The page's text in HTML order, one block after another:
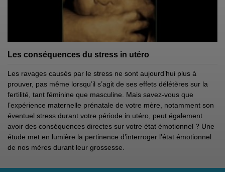
Les conséquences du stress in utéro
Les ravages causés par le stress ne sont aujourd’hui plus à
prouver, pas même lorsqu’il s’agit de ses effets délétères sur la
fertilité, tant féminine que masculine. Mais savez-vous que
l’expérience maternelle prénatale de votre mère, notamment son
éventuel stress durant votre période in utéro, peut également
avoir des conséquences directes sur votre état émotionnel ? Une
étude met en lumière la pertinence d’interroger l’état émotionnel
de nos mères durant leur grossesse.